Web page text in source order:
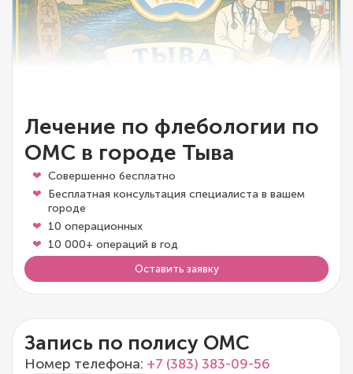
Лечение по флебологии по
ОМС в городе Тыва
Совершенно бесплатно
Бесплатная консультация специалиста в вашем
городе
10 операционных
10 000+ операций в год
Оставить заявку
Запись по полису ОМС
Номер телефона: +7 (383) 383-09-56